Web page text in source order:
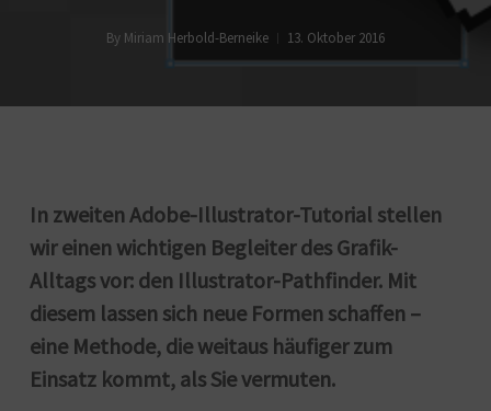
By Miriam Herbold-Berneike 13. Oktober 2016
In zweiten Adobe-Illustrator-Tutorial stellen
wir einen wichtigen Begleiter des Grafik-
Alltags vor: den Illustrator-Pathfinder. Mit
diesem lassen sich neue Formen schaffen –
eine Methode, die weitaus häufiger zum
Einsatz kommt, als Sie vermuten.